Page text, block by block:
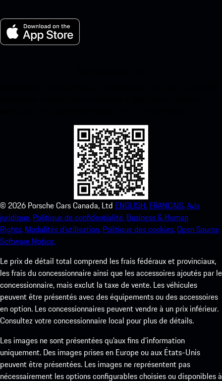
© 2026 Porsche Cars Canada, Ltd ENGLISH. FRANCAIS.Avis
juridique. Politique de confidentialité. Business & Human
Rights. Modalités d’utilisation. Politique des cookies.Open Source
Software Notice.
Le prix de détail total comprend les frais fédéraux et provinciaux,
les frais du concessionnaire ainsi que les accessoires ajoutés par le
concessionnaire, mais exclut la taxe de vente. Les véhicules
peuvent être présentés avec des équipements ou des accessoires
en option. Les concessionnaires peuvent vendre à un prix inférieur.
Consultez votre concessionnaire local pour plus de détails.
Les images ne sont présentées qu’aux fins d’information
uniquement. Des images prises en Europe ou aux États-Unis
peuvent être présentées. Les images ne représentent pas
nécessairement les options configurables choisies ou disponibles à